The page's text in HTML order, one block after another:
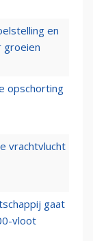
en
opschorting
vrachtvlucht
gaat
vloot